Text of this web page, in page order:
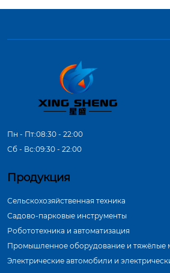
Пн - Пт:08:30 - 22:00
Сб - Вс:09:30 - 22:00
Продукция
Сельскохозяйственная техника
Садово-парковые инструменты
Робототехника и автоматизация
Промышленное оборудование и тяжёлые
Электрические автомобили и